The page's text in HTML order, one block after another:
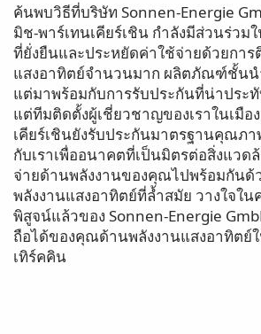
ค้นพบวิธีที่บริษัท Sonnen-Energie
มิช-พาร์เทนเคียร์เชิน กำลังมีส่วนร่วม
ที่ยั่งยืนและประหยัดค่าใช้จ่ายด้วยการ
แสงอาทิตย์จำนวนมาก ผลิตภัณฑ์ชั้นน
แต่มาพร้อมกับการรับประกันที่น่าประ
แต่ทีมติดตั้งผู้เชี่ยวชาญของเราในเมือ
เคียร์เชินยังรับประกันมาตรฐานคุณภ
กับเราเพื่ออนาคตที่เป็นมิตรต่อสิ่งแวด
จ่ายด้านพลังงานของคุณไปพร้อมกันด้
พลังงานแสงอาทิตย์ที่ล้ำสมัย วางใจใ
พิสูจน์แล้วของ Sonnen-Energie
ถือได้ของคุณด้านพลังงานแสงอาทิตย์
เทิร์คคิน